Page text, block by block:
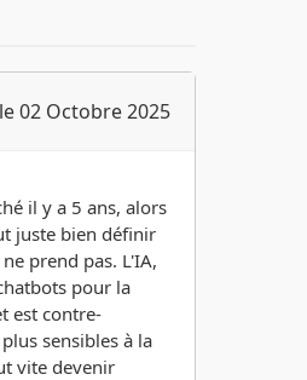
le 02 Octobre 2025
il y a 5 ans, alors
juste bien définir
prend pas. L'IA,
pour la
est contre-
sensibles à la
vite devenir